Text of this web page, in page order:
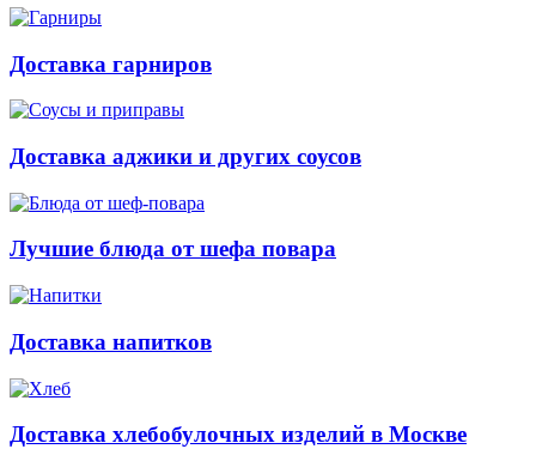
Доставка гарниров
Доставка аджики и других соусов
Лучшие блюда от шефа повара
Доставка напитков
Доставка хлебобулочных изделий в Москве